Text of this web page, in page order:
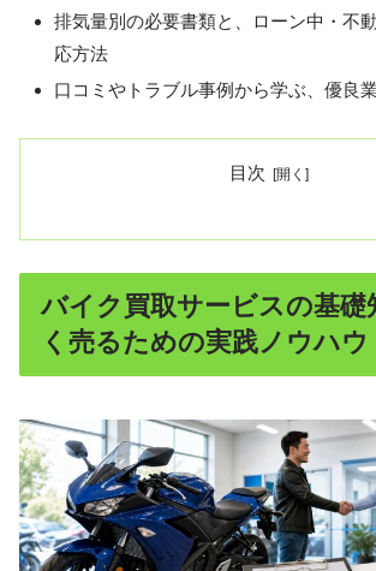
排気量別の必要書類と、ローン中・不
応方法
口コミやトラブル事例から学ぶ、優良
目次
バイク買取サービスの基礎
く売るための実践ノウハウ